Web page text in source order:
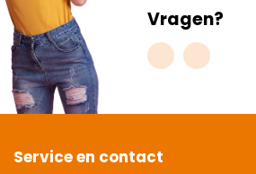
Vragen?
Service en contact